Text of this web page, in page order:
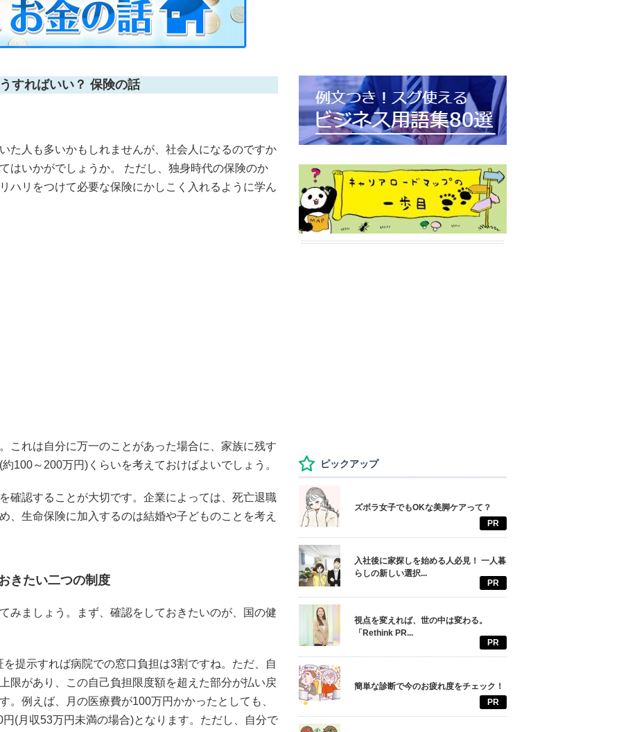
すればいい？ 保険の話
た人も多いかもしれませんが、社会人になるのですか
はいかがでしょうか。 ただし、独身時代の保険のか
ハリをつけて必要な保険にかしこく入れるように学ん
これは自分に万一のことがあった場合に、家族に残す
100～200万円)くらいを考えておけばよいでしょう。
確認することが大切です。企業によっては、死亡退職
、生命保険に加入するのは結婚や子どものことを考え
きたい二つの制度
みましょう。まず、確認をしておきたいのが、国の健
提示すれば病院での窓口負担は3割ですね。ただ、自
限があり、この自己負担限度額を超えた部分が払い戻
。例えば、月の医療費が100万円かかったとしても、
(月収53万円未満の場合)となります。ただし、自分で
ピックアップ
ズボラ女子でもOKな美脚ケアって？
PR
入社後に家探しを始める人必見！ 一人暮
らしの新しい選択...
PR
視点を変えれば、世の中は変わる。
「Rethink PR...
PR
簡単な診断で今のお疲れ度をチェック！
PR